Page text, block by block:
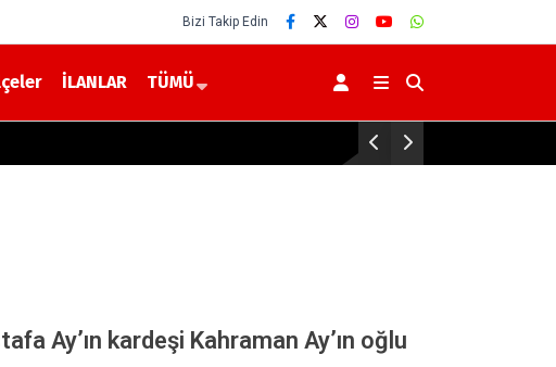
Bizi Takip Edin
İLANLAR TÜMÜ
Sorgun’da Sorfest
Ay’ın kardeşi Kahraman Ay’ın oğlu